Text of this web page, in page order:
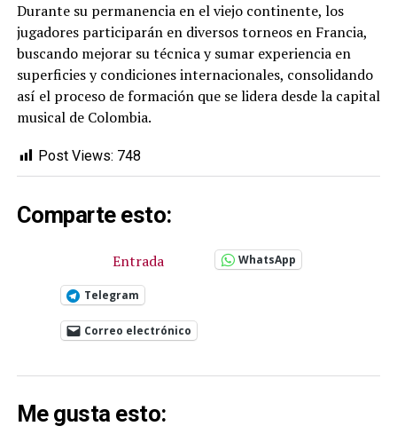
Durante su permanencia en el viejo continente, los
jugadores participarán en diversos torneos en Francia,
buscando mejorar su técnica y sumar experiencia en
superficies y condiciones internacionales, consolidando
así el proceso de formación que se lidera desde la capital
musical de Colombia.
Post Views: 748
Comparte esto:
Entrada WhatsApp
Telegram
Correo electrónico
Me gusta esto: